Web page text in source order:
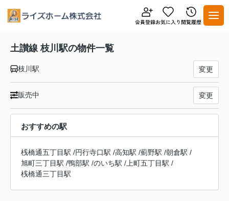
土讃線 枝川駅の物件一覧
枝川駅 変更
販売中 変更
おすすめの駅
桟橋通五丁目駅 /円行寺口駅 /高知駅 /薊野駅 /朝倉駅 /
旭町三丁目駅 /鴨部駅 /のいち駅 / 上町五丁目駅 /
桟橋通三丁目駅